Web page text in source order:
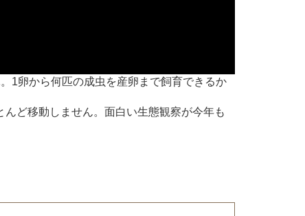
1卵から何匹の成虫を産卵まで飼育できるか
ど移動しません。面白い生態観察が今年も